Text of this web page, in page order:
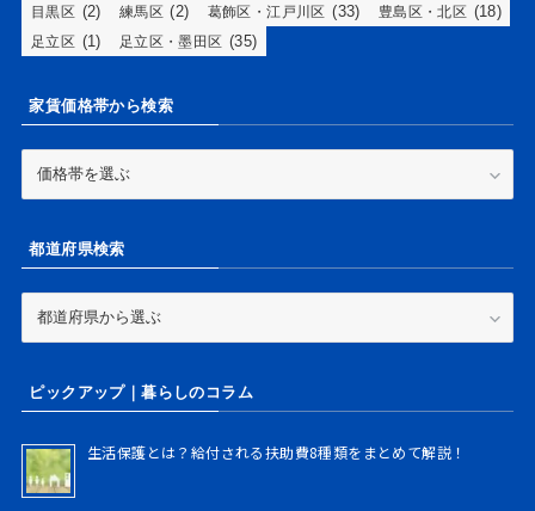
目黒区 (2) 練馬区 (2) 葛飾区・江戸川区 (33) 豊島区・北区 (18)
足立区 (1) 足立区・墨田区 (35)
家賃価格帯から検索
帯
都道府県検索
検ピックアップ｜暮らしのコラム
生活保護とは？給付される扶助費8種類をまとめて解説！